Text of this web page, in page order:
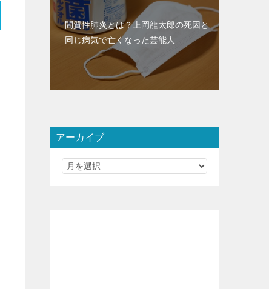
間質性肺炎とは？上岡龍太郎の死因と
同じ病気で亡くなった芸能人
アーカイブ